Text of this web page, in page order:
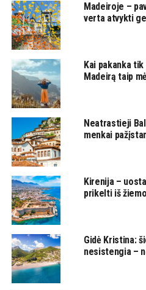
Madeiroje –
verta atvykti
Kai pakanka
Madeirą taip
Neatrastieji
menkai
Kirenija –
prikelti iš
Gidė Kristina:
nesistengia –